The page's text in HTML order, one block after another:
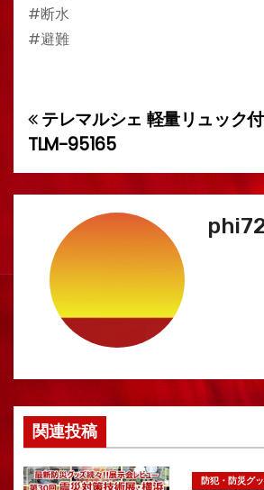
#断水
#避難
投
稿
ナ
ゲ
ー
ョ
ン
テレマルシェ 軽量リュック
TLM-95165
関連投稿
防犯・防災グ